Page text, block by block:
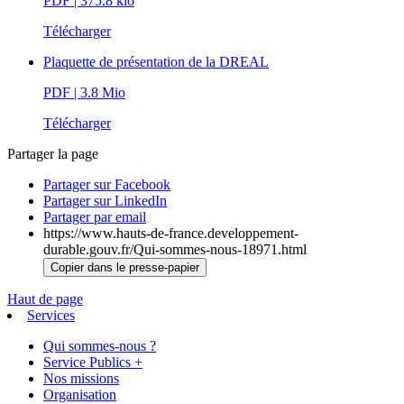
Télécharger
Plaquette de présentation de la DREAL
PDF | 3.8 Mio
Télécharger
Partager la page
Partager sur Facebook
Partager sur LinkedIn
Partager par email
https://www.hauts-de-france.developpement-
durable.gouv.fr/Qui-sommes-nous-18971.html
Copier dans le presse-papier
Haut de page
Services
Qui sommes-nous ?
Service Publics +
Nos missions
Organisation